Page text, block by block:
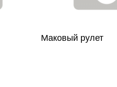
Маковый рулет